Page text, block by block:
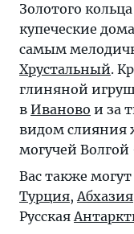
Золотого
купеческие дома
самым
Хрустальный.
глиняной
в Иваново и за
видом слияния
могучей
Вас также
Турция,Абхазия
Русская